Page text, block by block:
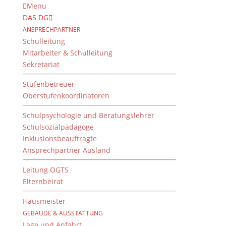
Menu
DAS DG
ANSPRECHPARTNER
Schulleitung
Mitarbeiter & Schulleitung
Sekretariat
Stufenbetreuer
Oberstufenkoordinatoren
Schulpsychologie und Beratungslehrer
Schulsozialpädagoge
Inklusionsbeauftragte
Ansprechpartner Ausland
Leitung OGTS
Elternbeirat
Hausmeister
GEBÄUDE & AUSSTATTUNG
Die 10c braut Bier mit
Frau Bier
3. April 2022